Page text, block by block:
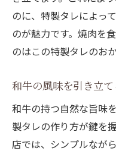
のに、特製タレによっ
のが魅力です。焼肉を
のはこの特製タレのお
和牛の風味を引き立
和牛の持つ自然な旨味
製タレの作り方が鍵を
店では、シンプルなが